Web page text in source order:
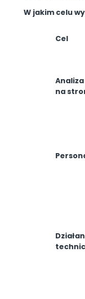
W jakim celu
Cel
na